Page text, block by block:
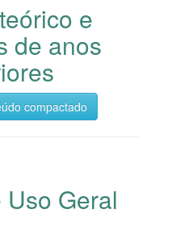
e
de anos
compactado
Geral